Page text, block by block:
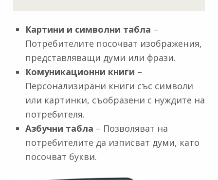
Картини и символни табла –
Потребителите посочват изображения,
представляващи думи или фрази.
Комуникационни книги –
Персонализирани книги със символи
или картинки, съобразени с нуждите на
потребителя.
Азбучни табла – Позволяват на
потребителите да изписват думи, като
посочват букви.